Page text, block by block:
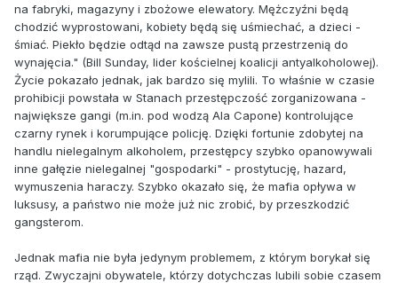
na fabryki, magazyny i zbożowe elewatory. Mężczyźni będą
chodzić wyprostowani, kobiety będą się uśmiechać, a dzieci -
śmiać. Piekło będzie odtąd na zawsze pustą przestrzenią do
wynajęcia." (Bill Sunday, lider kościelnej koalicji antyalkoholowej).
Życie pokazało jednak, jak bardzo się mylili. To właśnie w czasie
prohibicji powstała w Stanach przestępczość zorganizowana -
największe gangi (m.in. pod wodzą Ala Capone) kontrolujące
czarny rynek i korumpujące policję. Dzięki fortunie zdobytej na
handlu nielegalnym alkoholem, przestępcy szybko opanowywali
inne gałęzie nielegalnej "gospodarki" - prostytucję, hazard,
wymuszenia haraczy. Szybko okazało się, że mafia opływa w
luksusy, a państwo nie może już nic zrobić, by przeszkodzić
gangsterom.
Jednak mafia nie była jedynym problemem, z którym borykał się
rząd. Zwyczajni obywatele, którzy dotychczas lubili sobie czasem